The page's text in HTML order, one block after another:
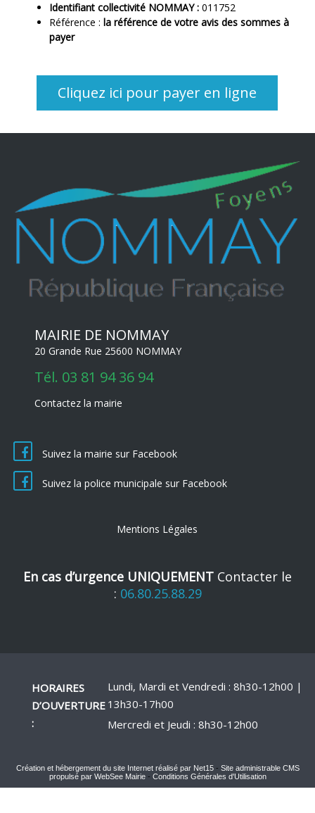
Identifiant collectivité NOMMAY : 011752
Référence : la référence de votre avis des sommes à
payer
Cliquez ici pour payer en ligne
MAIRIE DE NOMMAY
20 Grande Rue 25600 NOMMAY
Tél. 03 81 94 36 94
Contactez la mairie
Suivez la mairie sur Facebook
Suivez la police municipale sur Facebook
Mentions Légales
En cas d’urgence UNIQUEMENT Contacter le
: 06.80.25.88.29
HORAIRES
D’OUVERTURE
:
Lundi, Mardi et Vendredi : 8h30-12h00 |
13h30-17h00
Mercredi et Jeudi : 8h30-12h00
Création et hébergement du site Internet réalisé par Net15- Site administrable CMS
propulsé par WebSee Mairie- Conditions Générales d'Utilisation